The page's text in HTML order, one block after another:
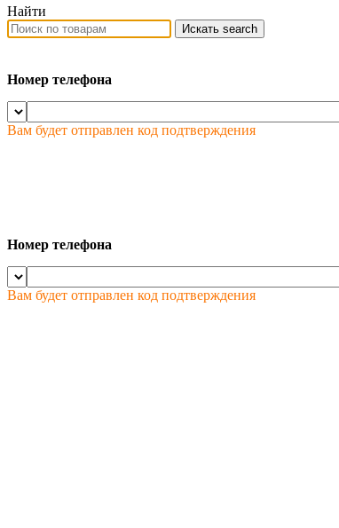
Найти
Искать search
Номер телефона
Вам будет отправлен код подтверждения
Номер телефона
Вам будет отправлен код подтверждения